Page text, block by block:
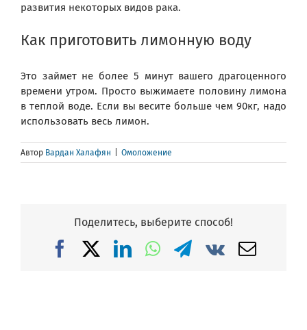
развития некоторых видов рака.
Как приготовить лимонную воду
Это займет не более 5 минут вашего драгоценного
времени утром. Просто выжимаете половину лимона
в теплой воде. Если вы весите больше чем 90кг, надо
использовать весь лимон.
Автор Вардан Халафян Омоложение
Поделитесь, выберите способ!
FacebookLinkedIn
WhatsApp
Telegram
Vk Email